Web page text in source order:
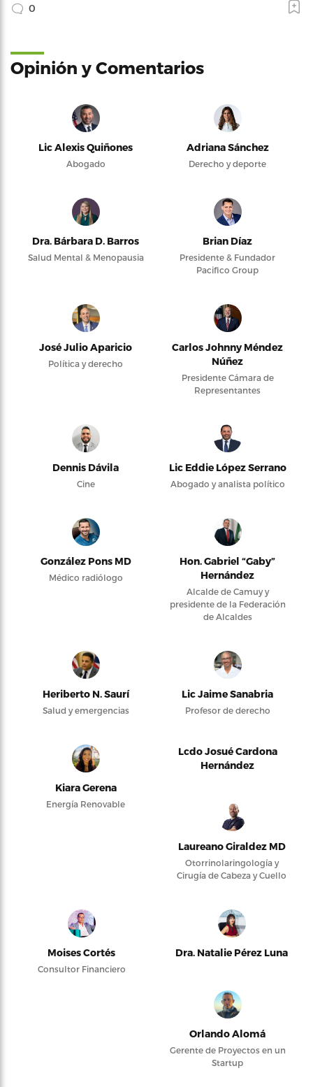
0
Opinión y Comentarios
Lic Alexis Quiñones
Abogado
Adriana Sánchez
Derecho y deporte
Dra. Bárbara D. Barros
Salud Mental & Menopausia
Brian Díaz
Presidente & Fundador
Pacifico Group
José Julio Aparicio
Política y derecho
Carlos Johnny Méndez
Núñez
Presidente Cámara de
Representantes
Dennis Dávila
Cine
Lic Eddie López Serrano
Abogado y analista político
González Pons MD
Médico radiólogo
Hon. Gabriel “Gaby”
Hernández
Alcalde de Camuy y
presidente de la Federación
de Alcaldes
Heriberto N. Saurí
Salud y emergencias
Lic Jaime Sanabria
Profesor de derecho
Kiara Gerena
Energía Renovable
Lcdo Josué Cardona
Hernández
Laureano Giraldez MD
Otorrinolaringología y
Cirugía de Cabeza y Cuello
Moises Cortés
Consultor Financiero
Dra. Natalie Pérez Luna
Orlando Alomá
Gerente de Proyectos en un
Startup